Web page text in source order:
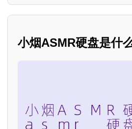
小烟ASMR硬盘是什